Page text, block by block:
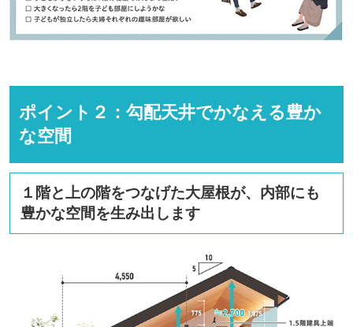
ポイント２：勾配天井でかなえる豊か
な空間
１階と上の階をつなげた大屋根が、内部にも
豊かな空間を生み出します